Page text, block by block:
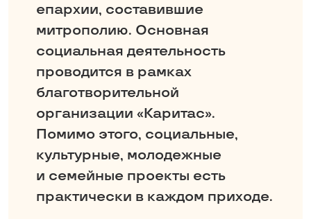
епархии, составившие
митрополию. Основная
социальная деятельность
проводится в рамках
благотворительной
организации «Каритас».
Помимо этого, социальные,
культурные, молодежные
и семейные проекты есть
практически в каждом приходе.